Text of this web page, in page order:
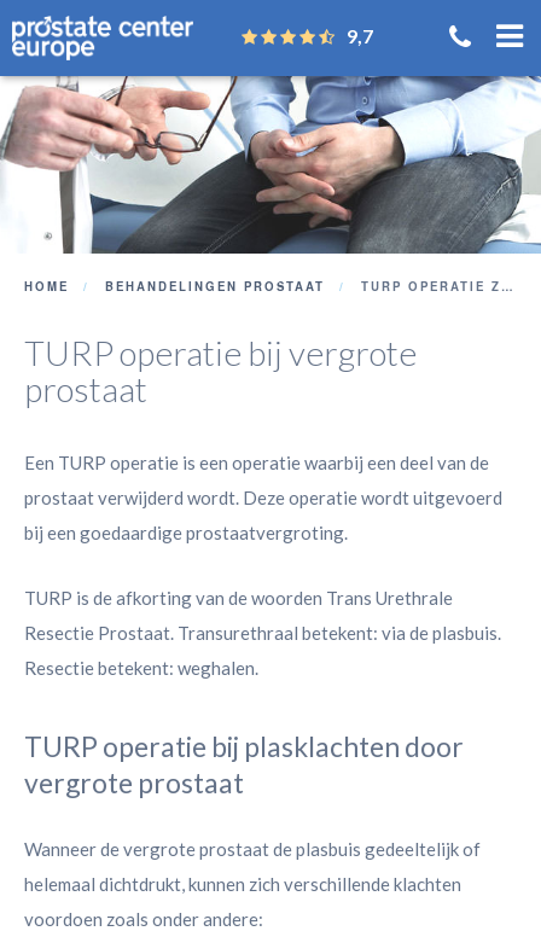
9,7
HOME BEHANDELINGEN PROSTAAT TURP OPERATIE ZONDER WACHTLIJST
TURP operatie bij vergrote
prostaat
Een TURP operatie is een operatie waarbij een deel van de
prostaat verwijderd wordt. Deze operatie wordt uitgevoerd
bij een goedaardige prostaatvergroting.
TURP is de afkorting van de woorden Trans Urethrale
Resectie Prostaat. Transurethraal betekent: via de plasbuis.
Resectie betekent: weghalen.
TURP operatie bij plasklachten door
vergrote prostaat
Wanneer de vergrote prostaat de plasbuis gedeeltelijk of
helemaal dichtdrukt, kunnen zich verschillende klachten
voordoen zoals onder andere: